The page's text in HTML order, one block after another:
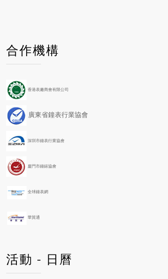
合作機構
香港表廠商會有限公司
廣東省鐘表行業協會
深圳市鐘表行業協會
廈門市鐘錶協會
全球鐘表網
華貿通
活動 - 日曆
r
e
o
s
a
r
e
i
o
u
s
M
o
n
h
N
x
Y
e
r
N
e
x